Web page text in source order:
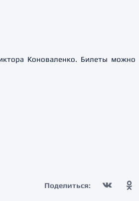
Коноваленко. Билеты можно
Поделиться: